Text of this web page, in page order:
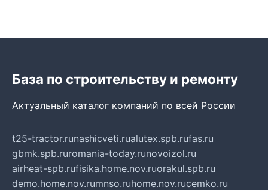
База по строительству и ремонту
Актуальный каталог компаний по всей России
t25-tractor.runashicveti.rualutex.spb.rufas.ru
gbmk.spb.ruromania-today.runovoizol.ru
airheat-spb.rufisika.home.nov.ruorakul.spb.ru
demo.home.nov.rumnso.ruhome.nov.rucemko.ru